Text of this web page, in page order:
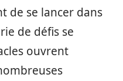
de se lancer dans
de défis se
ouvrent